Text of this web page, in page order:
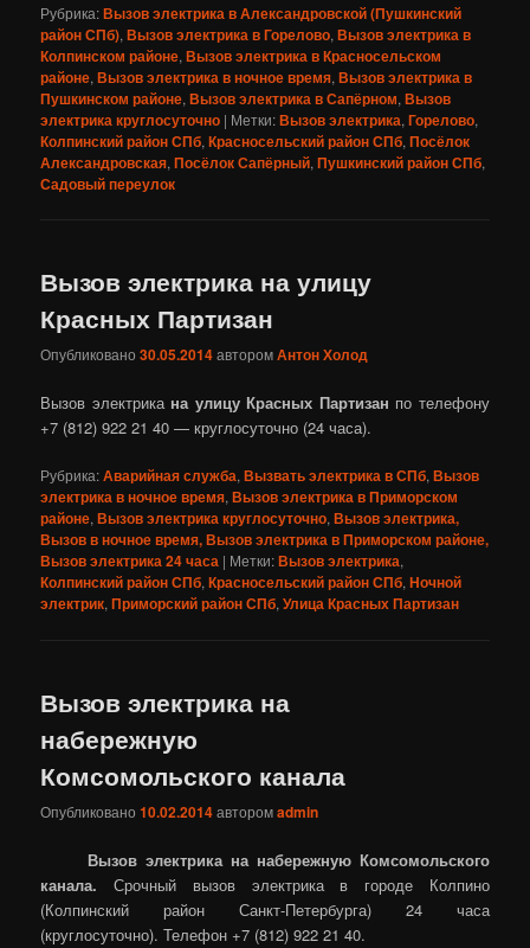
Рубрика:Вызов электрика в Александровской (Пушкинский
район СПб),Вызов электрика в Горелово,Вызов электрика в
Колпинском районе,Вызов электрика в Красносельском
районе,Вызов электрика в ночное время,Вызов электрика в
Пушкинском районе,Вызов электрика в Сапёрном,Вызов
электрика круглосуточно | Метки:Вызов электрика,Горелово,
Колпинский район СПб,Красносельский район СПб,Посёлок
Александровская,Посёлок Сапёрный,Пушкинский район СПб,
Садовый переулок
Вызов электрика на улицу
Красных Партизан
Опубликовано30.05.2014авторомАнтон Холод
Вызов электрика на улицу Красных Партизан по телефону
+7 (812) 922 21 40 — круглосуточно (24 часа).
Рубрика:Аварийная служба,Вызвать электрика в СПб,Вызов
электрика в ночное время,Вызов электрика в Приморском
районе,Вызов электрика круглосуточно,Вызов электрика,
Вызов в ночное время, Вызов электрика в Приморском районе,
Вызов электрика 24 часа | Метки:Вызов электрика,
Колпинский район СПб,Красносельский район СПб,Ночной
электрик,Приморский район СПб,Улица Красных Партизан
Вызов электрика на
набережную
Комсомольского канала
Опубликовано10.02.2014авторомadmin
Вызов электрика на набережную Комсомольского
канала. Срочный вызов электрика в городе Колпино
(Колпинский район Санкт-Петербурга) 24 часа
(круглосуточно). Телефон +7 (812) 922 21 40.